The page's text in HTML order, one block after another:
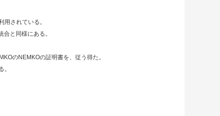
されている。
と同様にある。
のNEMKOの証明書を、従う得た。
。